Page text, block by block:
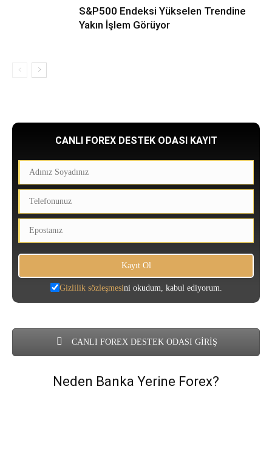
S&P500 Endeksi Yükselen Trendine
Yakın İşlem Görüyor
CANLI FOREX DESTEK ODASI KAYIT
Gizlilik sözleşmesini okudum, kabul ediyorum.
CANLI FOREX DESTEK ODASI GİRİŞ
Neden Banka Yerine Forex?